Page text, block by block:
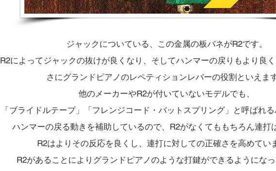
ジャックについている、この金属の板バネがR2です。
R2によってジャックの抜けが良くなり、そしてハンマーの戻りもより良
さにグランドピアノのレペティションレバーの役割といえま
他のメーカーやR2が付いていないモデルでも、
「ブライドルテープ」「フレンジコード・バットスプリング」と呼ばれ
ハンマーの戻る動きを補助しているので、R2がなくてももちろん連打
R2はよりその反応を良くし、連打に対しての正確さを高めてい
R2があることによりグランドピアノのような打鍵ができるようにな